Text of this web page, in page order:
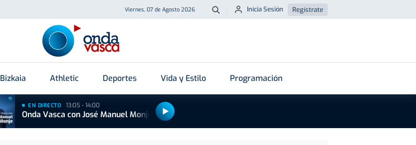
Viernes, 07 de Agosto 2026 Buscar
Inicia Sesión Regístrate
Bizkaia Athletic Deportes Vida y Estilo Programación
EN DIRECTO 13:05 - 14:00
Onda Vasca con José Manuel Monje